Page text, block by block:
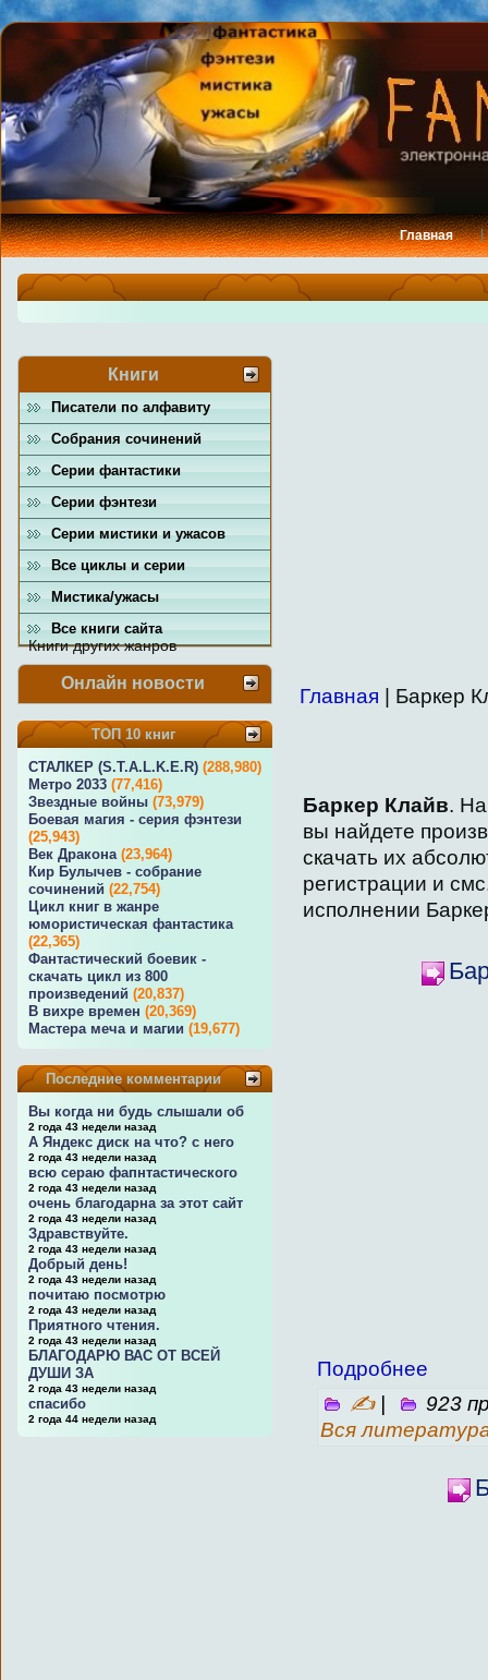
Главная
Книги
Писатели по алфавиту
Собрания сочинений
Серии фантастики
Серии фэнтези
Серии мистики и ужасов
Все циклы и серии
Мистика/ужасы
Все книги сайта
Книги других жанров
Онлайн новости
ТОП 10 книг
СТАЛКЕР (S.T.A.L.K.E.R) (288,980)
Метро 2033 (77,416)
Звездные войны (73,979)
Боевая магия - серия фэнтези
(25,943)
Век Дракона (23,964)
Кир Булычев - собрание
сочинений (22,754)
Цикл книг в жанре
юмористическая фантастика
(22,365)
Фантастический боевик -
скачать цикл из 800
произведений (20,837)
В вихре времен (20,369)
Мастера меча и магии (19,677)
Последние комментарии
Вы когда ни будь слышали об
2 года 43 недели назад
А Яндекс диск на что? с него
2 года 43 недели назад
всю сераю фапнтастического
2 года 43 недели назад
очень благодарна за этот сайт
2 года 43 недели назад
Здравствуйте.
2 года 43 недели назад
Добрый день!
2 года 43 недели назад
почитаю посмотрю
2 года 43 недели назад
Приятного чтения.
2 года 43 недели назад
БЛАГОДАРЮ ВАС ОТ ВСЕЙ
ДУШИ ЗА
2 года 43 недели назад
спасибо
2 года 44 недели назад
Главная | Баркер
Баркер Клайв.
вы найдете
скачать их
регистрации и
исполнении
Подробнее
✍|
923
Вся